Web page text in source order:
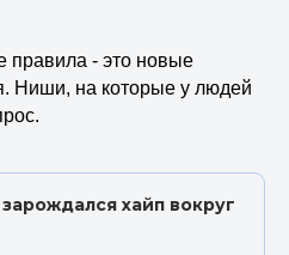
правила - это новые
Ниши, на которые у людей
хайп вокруг